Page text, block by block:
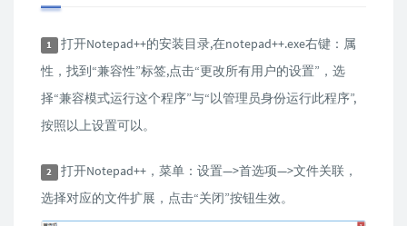
1 打开Notepad++的安装目录,在notepad++.exe右键：属
性，找到“兼容性”标签,点击“更改所有用户的设置”，选
择“兼容模式运行这个程序”与“以管理员身份运行此程序”,
按照以上设置可以。
2 打开Notepad++，菜单：设置—>首选项—>文件关联，
选择对应的文件扩展，点击“关闭”按钮生效。